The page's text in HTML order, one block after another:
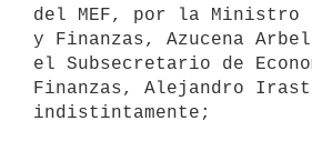
del MEF, por la Ministro
y Finanzas, Azucena
el Subsecretario de
Finanzas, Alejandro
indistintamente;